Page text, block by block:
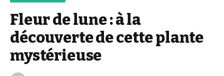
Fleur de lune : à la
découverte de cette plante
mystérieuse